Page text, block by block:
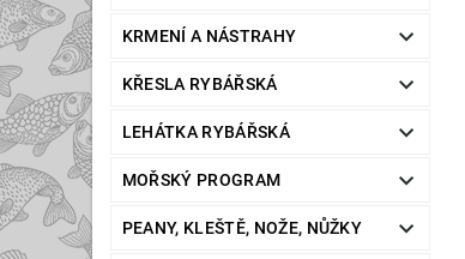
KRMENÍ A NÁSTRAHY
KŘESLA RYBÁŘSKÁ
LEHÁTKA RYBÁŘSKÁ
MOŘSKÝ PROGRAM
PEANY, KLEŠTĚ, NOŽE, NŮŽKY